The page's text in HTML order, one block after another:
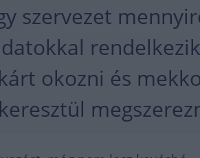
szervezet
okozni és